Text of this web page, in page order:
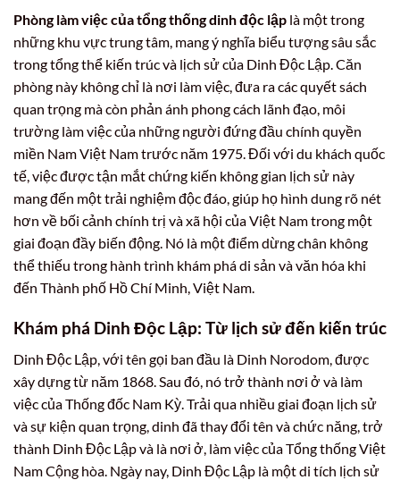
Phòng làm việc của tổng thống dinh độc lập là một trong
những khu vực trung tâm, mang ý nghĩa biểu tượng sâu sắc
trong tổng thể kiến trúc và lịch sử của Dinh Độc Lập. Căn
phòng này không chỉ là nơi làm việc, đưa ra các quyết sách
quan trọng mà còn phản ánh phong cách lãnh đạo, môi
trường làm việc của những người đứng đầu chính quyền
miền Nam Việt Nam trước năm 1975. Đối với du khách quốc
tế, việc được tận mắt chứng kiến không gian lịch sử này
mang đến một trải nghiệm độc đáo, giúp họ hình dung rõ nét
hơn về bối cảnh chính trị và xã hội của Việt Nam trong một
giai đoạn đầy biến động. Nó là một điểm dừng chân không
thể thiếu trong hành trình khám phá di sản và văn hóa khi
đến Thành phố Hồ Chí Minh, Việt Nam.
Khám phá Dinh Độc Lập: Từ lịch sử đến kiến trúc
Dinh Độc Lập, với tên gọi ban đầu là Dinh Norodom, được
xây dựng từ năm 1868. Sau đó, nó trở thành nơi ở và làm
việc của Thống đốc Nam Kỳ. Trải qua nhiều giai đoạn lịch sử
và sự kiện quan trọng, dinh đã thay đổi tên và chức năng, trở
thành Dinh Độc Lập và là nơi ở, làm việc của Tổng thống Việt
Nam Cộng hòa. Ngày nay, Dinh Độc Lập là một di tích lịch sử